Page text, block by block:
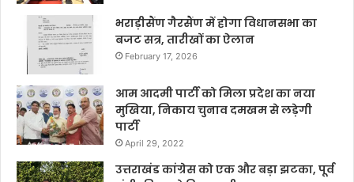
भराड़ीसैंण गैरसैंण में होगा विधानसभा का
बजट सत्र, तारीखों का ऐलान
February 17, 2026
आम आदमी पार्टी को मिला प्रदेश का नया
मुखिया, निकाय चुनाव दमखम से लड़ेगी
पार्टी
April 29, 2022
उत्तराखंड कांग्रेस को एक और बड़ा झटका, पूर्व